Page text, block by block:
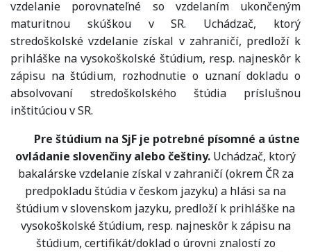
vzdelanie porovnateľné so vzdelaním ukončeným
maturitnou skúškou v SR. Uchádzač, ktorý
stredoškolské vzdelanie získal v zahraničí, predloží k
prihláške na vysokoškolské štúdium, resp. najneskôr k
zápisu na štúdium, rozhodnutie o uznaní dokladu o
absolvovaní stredoškolského štúdia príslušnou
inštitúciou v SR.
Pre štúdium na SjF je potrebné písomné a ústne
ovládanie slovenčiny alebo češtiny. Uchádzač, ktorý
bakalárske vzdelanie získal v zahraničí (okrem ČR za
predpokladu štúdia v českom jazyku) a hlási sa na
štúdium v slovenskom jazyku, predloží k prihláške na
vysokoškolské štúdium, resp. najneskôr k zápisu na
štúdium, certifikát/doklad o úrovni znalostí zo